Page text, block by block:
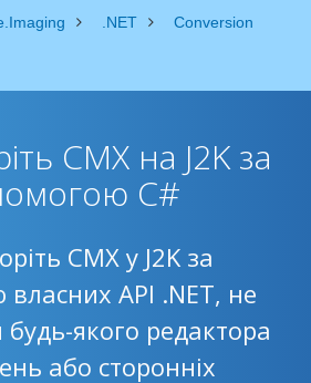
.NET Conversion
CMX на J2K за
C#
CMX у J2K за
API .NET, не
якого редактора
або сторонніх